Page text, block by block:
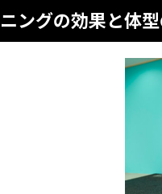
ングの効果と体